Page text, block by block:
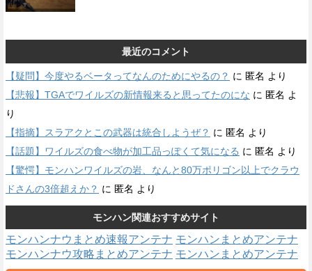
最近のコメント
【疑問】今度やるベータってなんのためにやるの？ に 匿名 より
【悲報】TGAでワイルズの新情報来ると思ってたのにな に 匿名 よ
り
【指摘】スラアクとこの武器は統合しようぜ？ に 匿名 より
【話題】ワイルズの食べ物が加工品っぽくて気になる に 匿名 より
【驚愕】モンハンワイルズの岩、なんと80万ポリゴン以上でクラウ
ドさんの3倍超えか？ に 匿名 より
モンハン関連おすすめサイト
モンハンナウまとめ速報アンテナ モンハンまとめアンテナ
モンハンナウ攻略まとめアンテナ モンハンまとめアンテナ